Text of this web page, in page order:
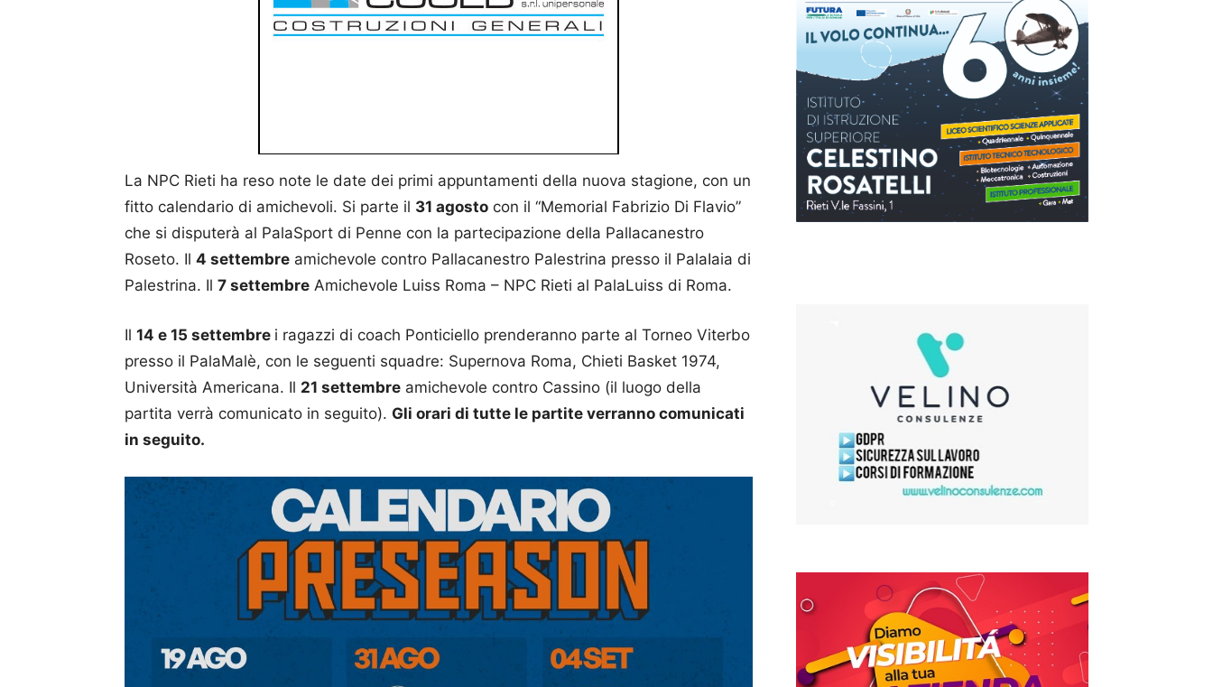
La NPC Rieti ha reso note le date dei primi appuntamenti della nuova stagione, con un
fitto calendario di amichevoli. Si parte il 31 agosto con il “Memorial Fabrizio Di Flavio”
che si disputerà al PalaSport di Penne con la partecipazione della Pallacanestro
Roseto. Il 4 settembre amichevole contro Pallacanestro Palestrina presso il PalaIaia di
Palestrina. Il 7 settembre Amichevole Luiss Roma – NPC Rieti al PalaLuiss di Roma.
Il 14 e 15 settembre i ragazzi di coach Ponticiello prenderanno parte al Torneo Viterbo
presso il PalaMalè, con le seguenti squadre: Supernova Roma, Chieti Basket 1974,
Università Americana. Il 21 settembre amichevole contro Cassino (il luogo della
partita verrà comunicato in seguito). Gli orari di tutte le partite verranno comunicati
in seguito.